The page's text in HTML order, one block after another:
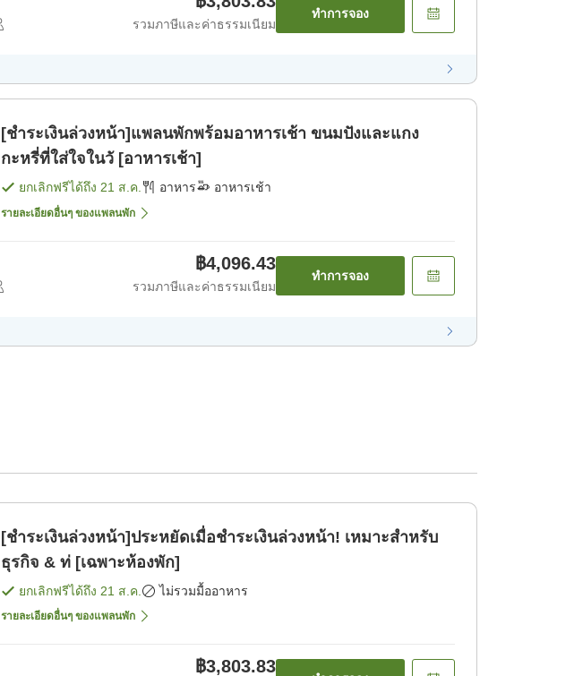
รวมภาษีและค่าธรรมเนียม
ทำการจอง
[ชำระเงินล่วงหน้า]แพลนพักพร้อมอาหารเช้า ขนมปังและแกง
กะหรี่ที่ใส่ใจในวั [อาหารเช้า]
ยกเลิกฟรีได้ถึง 21 ส.ค. อาหาร อาหารเช้า
รายละเอียดอื่นๆ ของแพลนพัก
฿4,096.43
รวมภาษีและค่าธรรมเนียม
ทำการจอง
[ชำระเงินล่วงหน้า]ประหยัดเมื่อชำระเงินล่วงหน้า! เหมาะสำหรับ
ธุรกิจ & ท่ [เฉพาะห้องพัก]
ยกเลิกฟรีได้ถึง 21 ส.ค. ไม่รวมมื้ออาหาร
รายละเอียดอื่นๆ ของแพลนพัก
฿3,803.83